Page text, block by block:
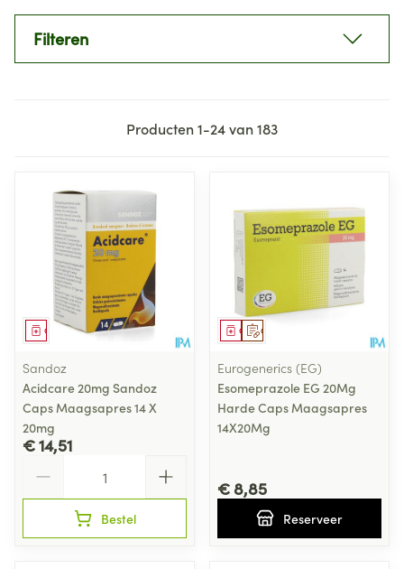
Filteren
Producten1-24van183
Geneesmiddel
Sandoz
Acidcare 20mg Sandoz
Caps Maagsapres 14 X
20mg
€ 14,51
Bestel
Op voorschrift
Geneesmiddel
Eurogenerics (EG)
Esomeprazole EG 20Mg
Harde Caps Maagsapres
14X20Mg
€ 8,85
Reserveer